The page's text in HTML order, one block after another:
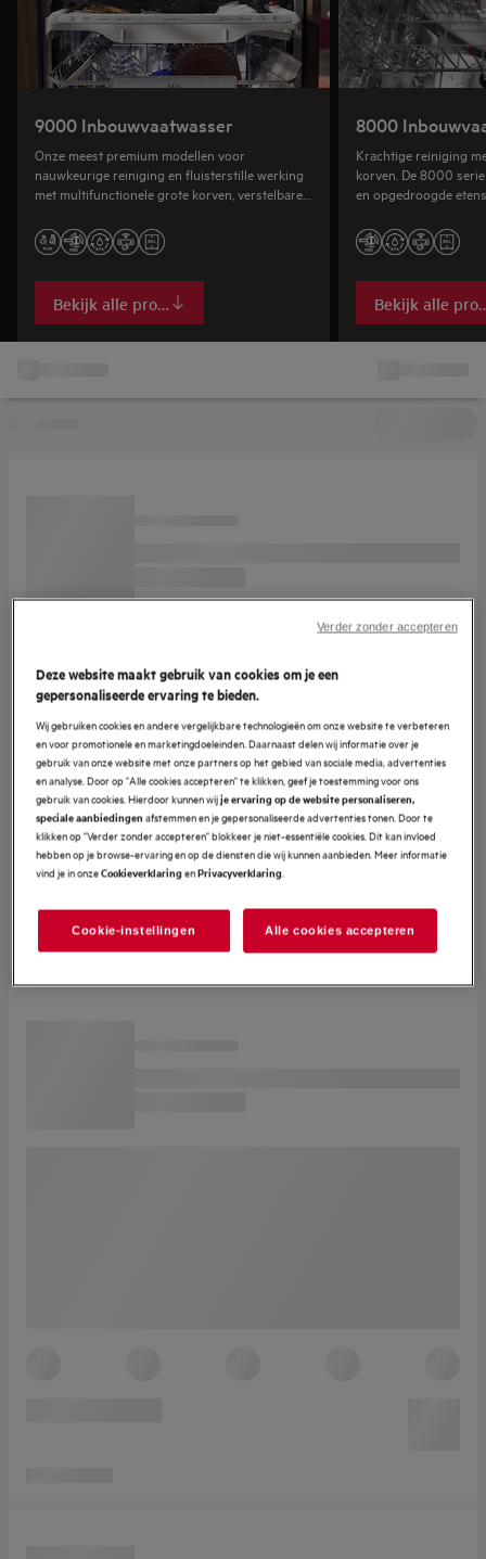
9000 Inbouwvaatwasser
Onze meest premium modellen voor
nauwkeurige reiniging en fluisterstille werking
met multifunctionele grote korven, verstelbare
Bekijk alle producten
8000
Krachtige reiniging
korven. De 8000
en opgedroogde
Bekijk alle
Deze website maakt gebruik van cookies om je een
gepersonaliseerde ervaring te bieden.
Wij gebruiken cookies en andere vergelijkbare technologieën om onze website te verbeteren
en voor promotionele en marketingdoeleinden. Daarnaast delen wij informatie over je
gebruik van onze website met onze partners op het gebied van sociale media, advertenties
en analyse. Door op "Alle cookies accepteren" te klikken, geef je toestemming voor ons
gebruik van cookies. Hierdoor kunnen wijje ervaring op de website personaliseren,
speciale aanbiedingen afstemmen en je gepersonaliseerde advertenties tonen. Door te
klikken op "Verder zonder accepteren" blokkeer je niet-essentiële cookies. Dit kan invloed
hebben op je browse-ervaring en op de diensten die wij kunnen aanbieden. Meer informatie
vind je in onzeCookieverklaringenPrivacyverklaring
Cookie-instellingen Alle cookies accepteren
Verder zonder accepteren